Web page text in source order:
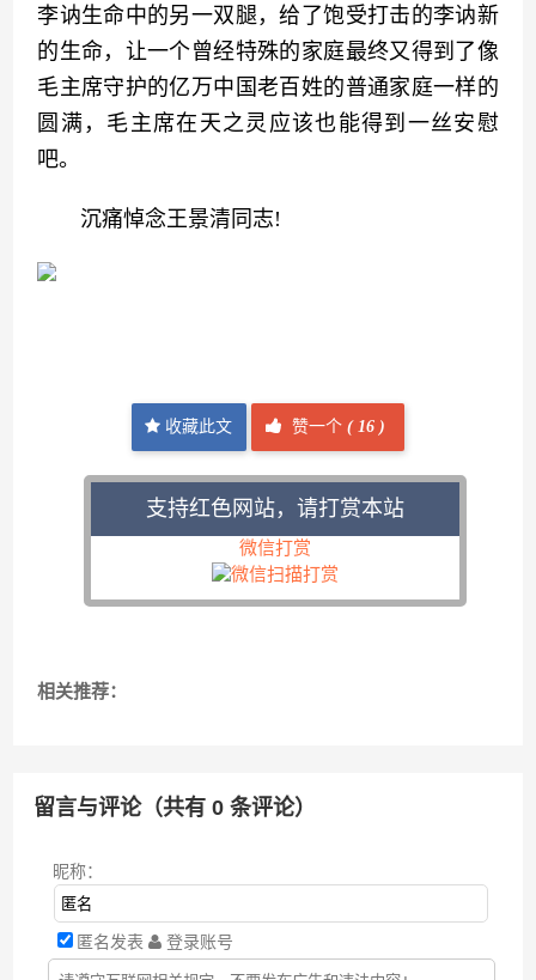
李讷生命中的另一双腿，给了饱受打击的李讷新
的生命，让一个曾经特殊的家庭最终又得到了像
毛主席守护的亿万中国老百姓的普通家庭一样的
圆满，毛主席在天之灵应该也能得到一丝安慰
吧。
沉痛悼念王景清同志!
收藏此文 赞一个( 16 )
支持红色网站，请打赏本站
微信打赏
相关推荐：
留言与评论（共有0 条评论）
昵称：
匿名发表 登录账号